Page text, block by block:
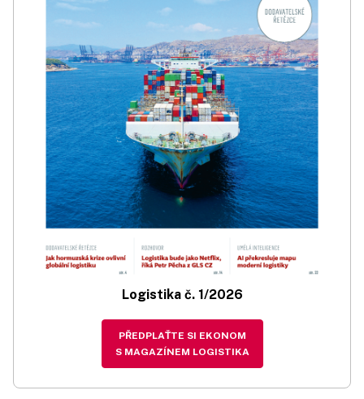
Logistika č. 1/2026
PŘEDPLAŤTE SI EKONOM
S MAGAZÍNEM LOGISTIKA